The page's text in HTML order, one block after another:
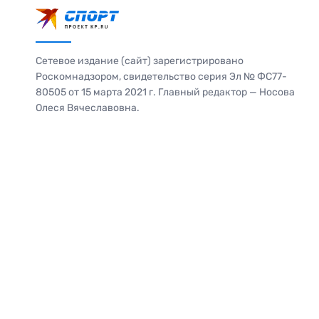
Сетевое издание (сайт) зарегистрировано
Роскомнадзором, свидетельство серия Эл № ФС77-
80505 от 15 марта 2021 г. Главный редактор — Носова
Олеся Вячеславовна.